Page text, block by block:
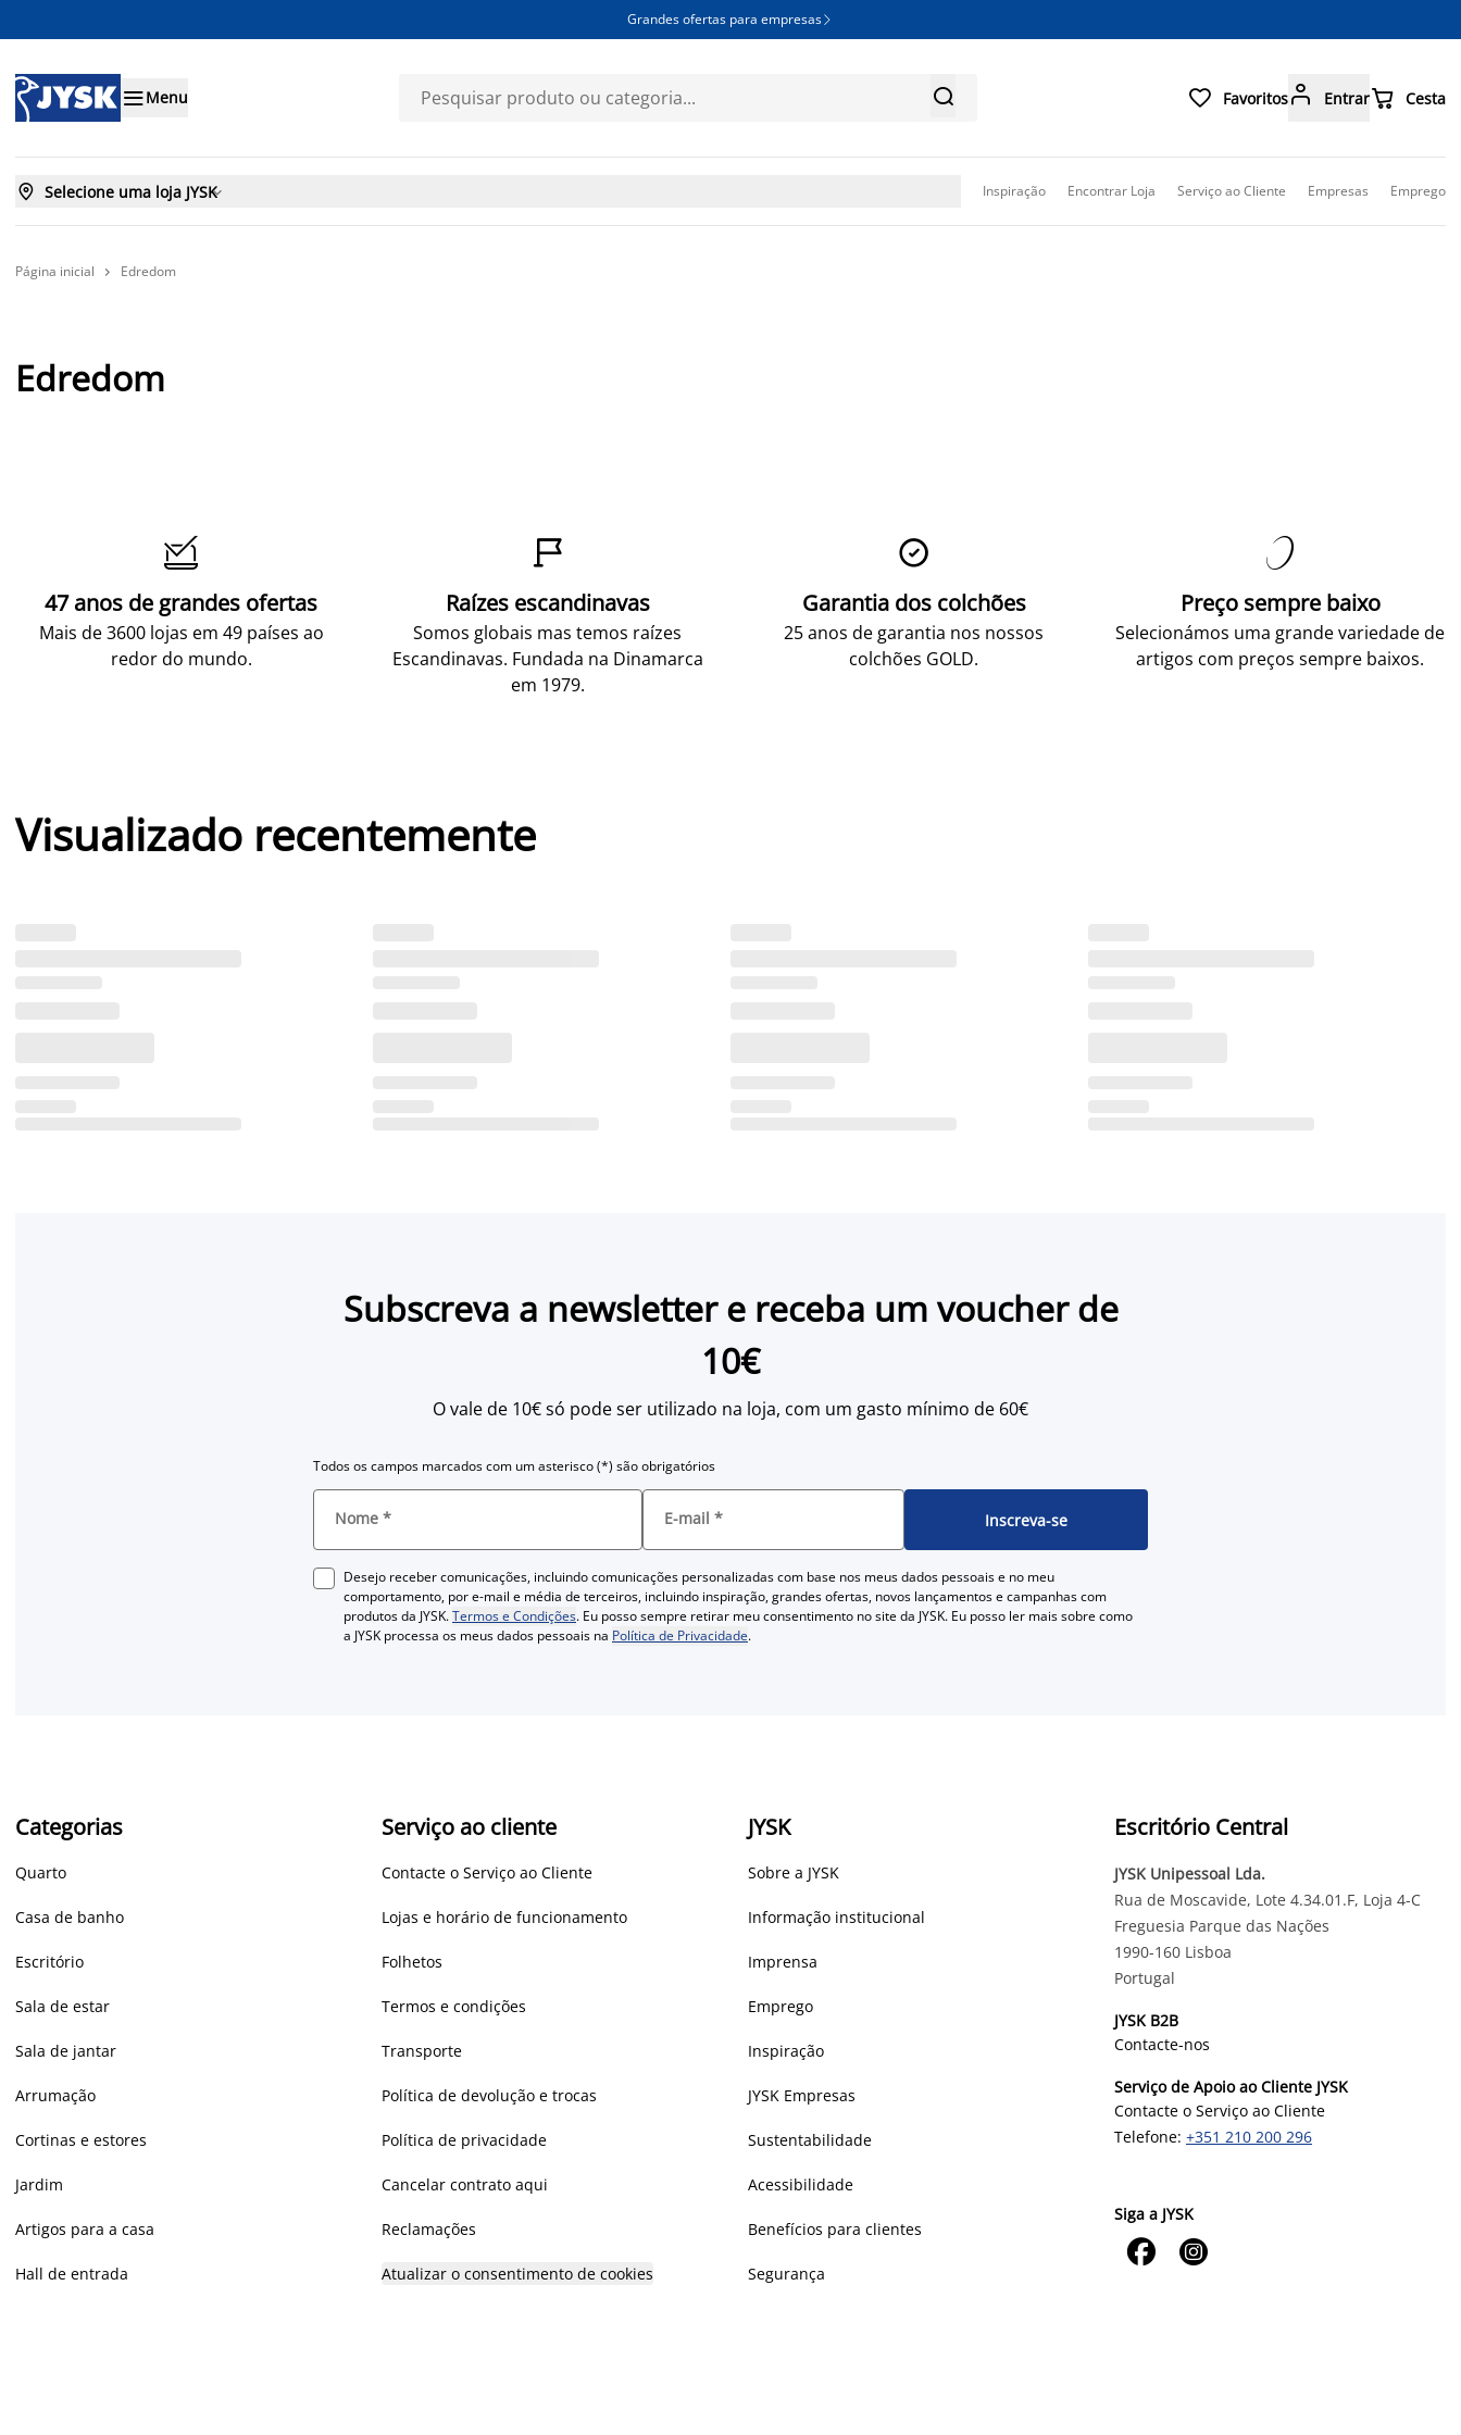
Grandes ofertas para empresas 
Menu   Favoritos Entrar Cesta
 Selecione uma loja JYSK Inspiração Encontrar Loja Serviço ao Cliente Empresas Emprego
Página inicial  Edredom
Edredom

47 anos de grandes ofertas
Mais de 3600 lojas em 49 países ao
redor do mundo.

Raízes escandinavas
Somos globais mas temos raízes
Escandinavas. Fundada na Dinamarca
em 1979.

Garantia dos colchões
25 anos de garantia nos nossos
colchões GOLD.

Preço sempre baixo
Selecionámos uma grande variedade de
artigos com preços sempre baixos.
Visualizado recentemente
Subscreva a newsletter e receba um voucher de
10€
O vale de 10€ só pode ser utilizado na loja, com um gasto mínimo de 60€
Todos os campos marcados com um asterisco (*) são obrigatórios
Nome * E-mail * Inscreva-se
Desejo receber comunicações, incluindo comunicações personalizadas com base nos meus dados pessoais e no meu
comportamento, por e-mail e média de terceiros, incluindo inspiração, grandes ofertas, novos lançamentos e campanhas com
produtos da JYSK.Termos e Condições. Eu posso sempre retirar meu consentimento no site da JYSK. Eu posso ler mais sobre como
a JYSK processa os meus dados pessoais na Política de Privacidade.
Categorias
Quarto
Casa de banho
Escritório
Sala de estar
Sala de jantar
Arrumação
Cortinas e estores
Jardim
Artigos para a casa
Hall de entrada
Serviço ao cliente
Contacte o Serviço ao Cliente
Lojas e horário de funcionamento
Folhetos
Termos e condições
Transporte
Política de devolução e trocas
Política de privacidade
Cancelar contrato aqui
Reclamações
Atualizar o consentimento de cookies
JYSK
Sobre a JYSK
Informação institucional
Imprensa
Emprego
Inspiração
JYSK Empresas
Sustentabilidade
Acessibilidade
Benefícios para clientes
Segurança
Escritório Central
JYSK Unipessoal Lda.
Rua de Moscavide, Lote 4.34.01.F, Loja 4-C
Freguesia Parque das Nações
1990-160 Lisboa
Portugal
JYSK B2B
Contacte-nos
Serviço de Apoio ao Cliente JYSK
Contacte o Serviço ao Cliente
Telefone: +351 210 200 296
Siga a JYSK
 